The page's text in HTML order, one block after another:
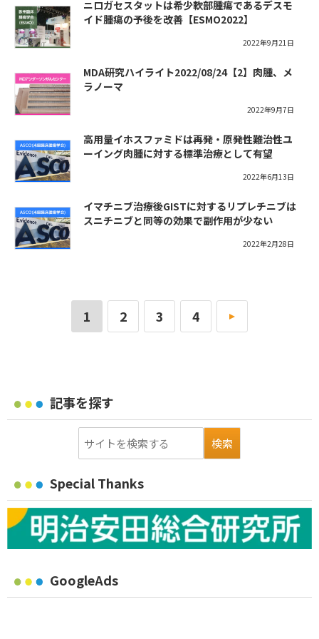
ニロガセスタットは希少軟部腫瘍であるデスモ
イド腫瘍の予後を改善【ESMO2022】
2022年9月21日
MDA研究ハイライト2022/08/24【2】肉腫、メ
ラノーマ
2022年9月7日
高用量イホスファミドは再発・原発性難治性ユ
ーイング肉腫に対する標準治療として有望
2022年6月13日
イマチニブ治療後GISTに対するリプレチニブは
スニチニブと同等の効果で副作用が少ない
2022年2月28日
1 2 3 4 »
記事を探す
Special Thanks
GoogleAds